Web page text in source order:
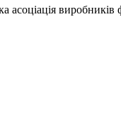
асоціація